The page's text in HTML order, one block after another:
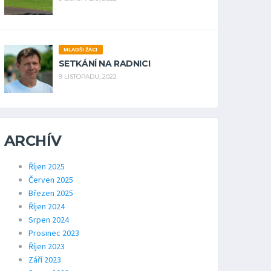
MLADŠÍ ŽÁCI
SETKÁNÍ NA RADNICI
9 LISTOPADU, 2022
ARCHÍV
Říjen 2025
Červen 2025
Březen 2025
Říjen 2024
Srpen 2024
Prosinec 2023
Říjen 2023
Září 2023